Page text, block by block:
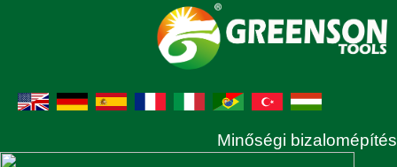
Minőségi bizalomépítés